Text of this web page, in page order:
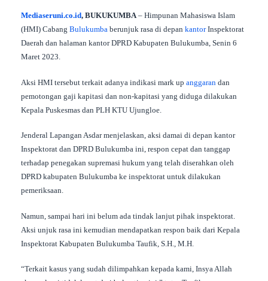
Mediaseruni.co.id, BUKUKUMBA– Himpunan Mahasiswa Islam
(HMI) Cabang Bulukumba berunjuk rasa di depan kantorInspektorat
Daerah dan halaman kantor DPRD Kabupaten Bulukumba, Senin 6
Maret 2023.
Aksi HMI tersebut terkait adanya indikasi mark up anggaran dan
pemotongan gaji kapitasi dan non-kapitasi yang diduga dilakukan
Kepala Puskesmas dan PLH KTU Ujungloe.
Jenderal Lapangan Asdar menjelaskan, aksi damai di depan kantor
Inspektorat dan DPRD Bulukumba ini, respon cepat dan tanggap
terhadap penegakan supremasi hukum yang telah diserahkan oleh
DPRD kabupaten Bulukumba ke inspektorat untuk dilakukan
pemeriksaan.
Namun, sampai hari ini belum ada tindak lanjut pihak inspektorat.
Aksi unjuk rasa ini kemudian mendapatkan respon baik dari Kepala
Inspektorat Kabupaten Bulukumba Taufik, S.H., M.H.
“Terkait kasus yang sudah dilimpahkan kepada kami, Insya Allah